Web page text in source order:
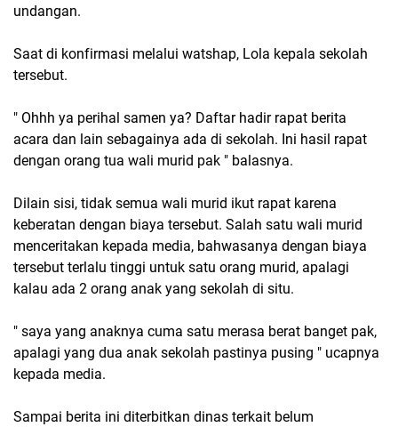
undangan.
Saat di konfirmasi melalui watshap, Lola kepala sekolah
tersebut.
" Ohhh ya perihal samen ya? Daftar hadir rapat berita
acara dan lain sebagainya ada di sekolah. Ini hasil rapat
dengan orang tua wali murid pak " balasnya.
Dilain sisi, tidak semua wali murid ikut rapat karena
keberatan dengan biaya tersebut. Salah satu wali murid
menceritakan kepada media, bahwasanya dengan biaya
tersebut terlalu tinggi untuk satu orang murid, apalagi
kalau ada 2 orang anak yang sekolah di situ.
" saya yang anaknya cuma satu merasa berat banget pak,
apalagi yang dua anak sekolah pastinya pusing " ucapnya
kepada media.
Sampai berita ini diterbitkan dinas terkait belum